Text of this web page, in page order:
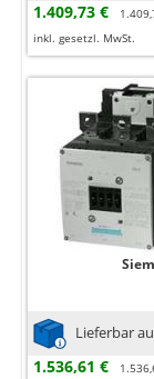
1.409,73 €
inkl. gesetzl. MwSt.
Lieferbar
1.536,61 €